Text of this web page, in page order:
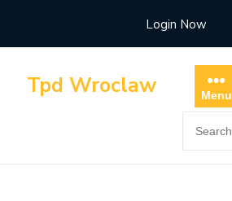
content
Login Now
Tpd Wroclaw Menu
for: